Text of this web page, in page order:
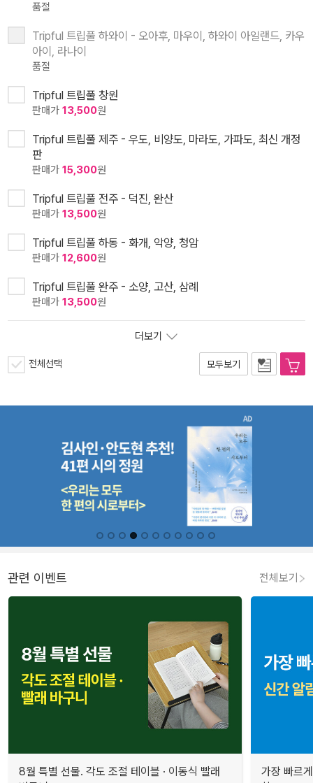
품절
Tripful 트립풀 하와이 - 오아후, 마우이, 하와이 아일랜드, 카우
아이, 라나이
품절
Tripful 트립풀 창원
판매가 13,500원
Tripful 트립풀 제주 - 우도, 비양도, 마라도, 가파도, 최신 개정
판
판매가 15,300원
Tripful 트립풀 전주 - 덕진, 완산
판매가 13,500원
Tripful 트립풀 하동 - 화개, 악양, 청암
판매가 12,600원
Tripful 트립풀 완주 - 소양, 고산, 삼례
판매가 13,500원
더보기
전체선택 모두보기
관련 이벤트 전체보기
8월 특별 선물. 각도 조절 테이블 · 이동식 빨래
가장 빠르